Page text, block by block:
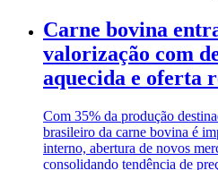
Carne bovina
valorização com
aquecida e oferta
Com 35% da produção
brasileiro da carne bovina é
interno, abertura de novos
consolidando tendência de